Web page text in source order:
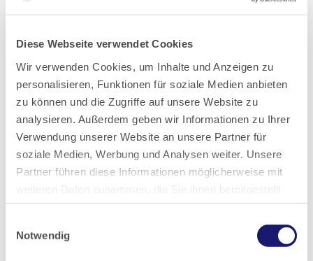
Diese Webseite verwendet Cookies
Wir verwenden Cookies, um Inhalte und Anzeigen zu
personalisieren, Funktionen für soziale Medien anbieten
zu können und die Zugriffe auf unsere Website zu
analysieren. Außerdem geben wir Informationen zu Ihrer
Verwendung unserer Website an unsere Partner für
soziale Medien, Werbung und Analysen weiter. Unsere
Partner führen diese Informationen möglicherweise mit
haben oder die sie im Rahmen Ihrer Nutzung der Dienste
Notwendig
In dem idealen Fall, dass für den Suizidenten eine
reine Motivation des Mitgefühls mit dem eigenen
Bewusstseinskontinuum Potenziale für Glück und –
gleichzeitig – durch die Selbsttötung Potenziale für
Leiden. Für eine glückliche Wiedergeburt ist auch die
innere Ausgeglichenheit zur Zeit des Todes von
herausragender Bedeutung, weil dadurch im
glückliche Wiedergeburt aktiviert werden.
Wenn eine Person zum Ergebnis kommt, dass der